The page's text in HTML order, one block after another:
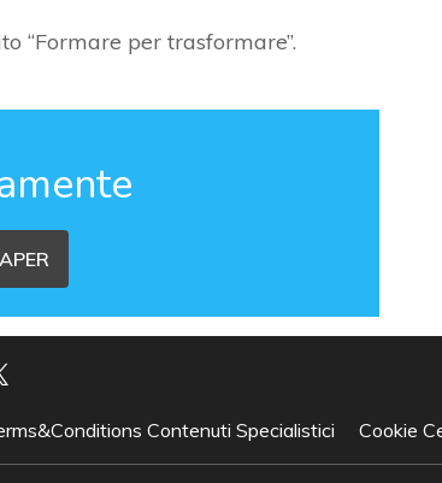
“Formare per trasformare”.
Contenuti Specialistici Cookie